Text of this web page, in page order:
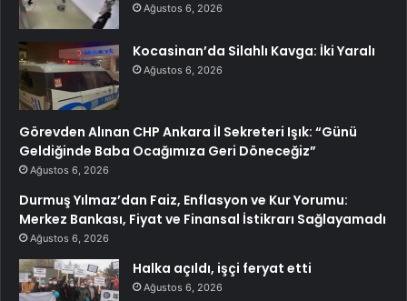
Ağustos 6, 2026
Kocasinan’da Silahlı Kavga: İki Yaralı
Ağustos 6, 2026
Görevden Alınan CHP Ankara İl Sekreteri Işık: “Günü
Geldiğinde Baba Ocağımıza Geri Döneceğiz”
Ağustos 6, 2026
Durmuş Yılmaz’dan Faiz, Enflasyon ve Kur Yorumu:
Merkez Bankası, Fiyat ve Finansal İstikrarı Sağlayamadı
Ağustos 6, 2026
Halka açıldı, işçi feryat etti
Ağustos 6, 2026